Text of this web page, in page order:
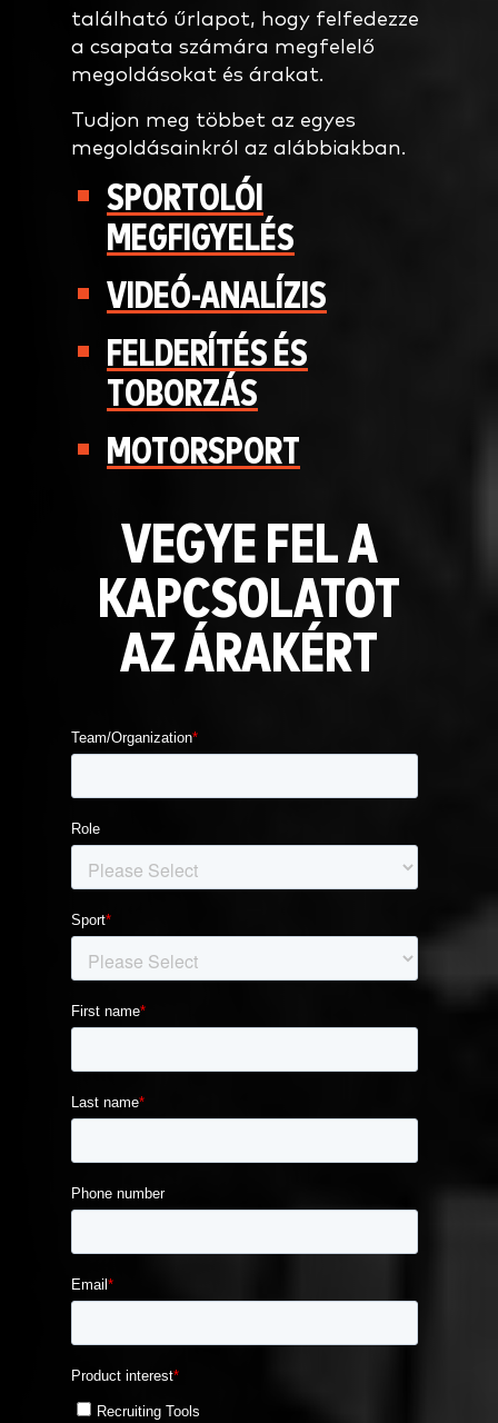
található űrlapot, hogy felfedezze
a csapata számára megfelelő
megoldásokat és árakat.
Tudjon meg többet az egyes
megoldásainkról az alábbiakban.
SPORTOLÓI
MEGFIGYELÉS
VIDEÓ-ANALÍZIS
FELDERÍTÉS ÉS
TOBORZÁS
MOTORSPORT
VEGYE FEL A
KAPCSOLATOT
AZ ÁRAKÉRT